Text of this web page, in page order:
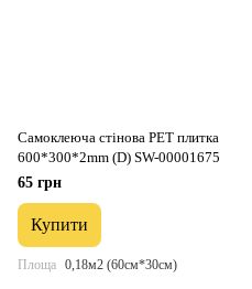
Самоклеюча стінова PET плитка
600*300*2mm (D) SW-00001675
65 грн
Купити
Площа 0,18м2 (60см*30см)